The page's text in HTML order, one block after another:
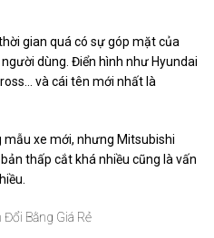
gian quá có sự góp mặt của
dùng. Điển hình như Hyundai
và cái tên mới nhất là
xe mới, nhưng Mitsubishi
thấp cắt khá nhiều cũng là vấn
Bằng Giá Rẻ